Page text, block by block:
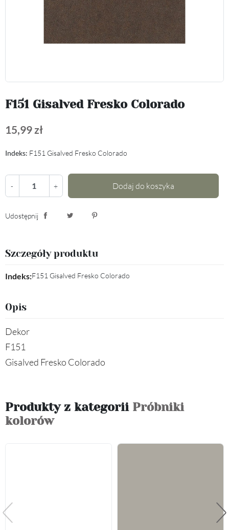
F151 Gisalved Fresko Colorado
15,99 zł
Indeks: F151 Gisalved Fresko Colorado
- + Dodaj do koszyka
Udostępnij
Szczegóły produktu
Indeks:F151 Gisalved Fresko Colorado
Opis
Dekor
F151
Gisalved Fresko Colorado
Produkty z kategorii Próbniki
kolorów
Poprzedni